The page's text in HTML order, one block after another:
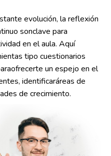
evolución, la reflexión
sonclave para
en el aula. Aquí
tipo cuestionarios
un espejo en el
identificaráreas de
de crecimiento.